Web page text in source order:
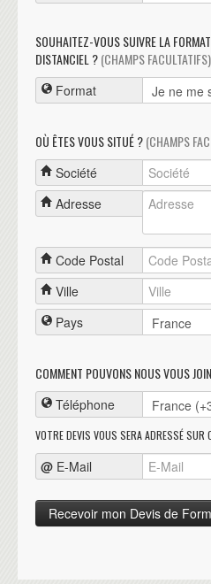
SOUHAITEZ-VOUS SUIVRE LA
DISTANCIEL ?(CHAMPS FACULTATIFS)
Format
OÙ ÊTES VOUS SITUÉ ?(CHAMPS
Société
Adresse
Code Postal
Ville
Pays
COMMENT POUVONS NOUS VOUS
Téléphone
VOTRE DEVIS VOUS SERA ADRESSÉ SUR
@ E-Mail